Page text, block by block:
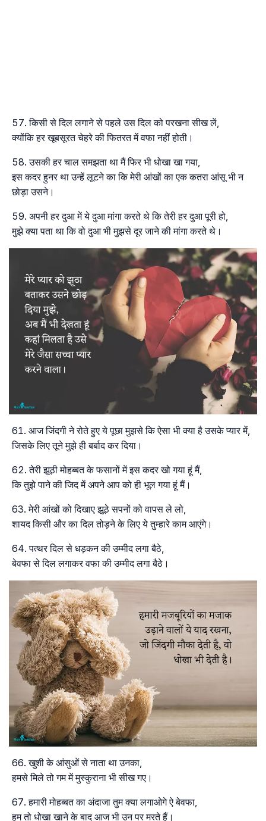
किसी से दिल लगाने से पहले उस दिल को परखना सीख लें,
क्योंकि हर खूबसूरत चेहरे की फितरत में वफा नहीं होती।
उसकी हर चाल समझता था मैं फिर भी धोखा खा गया,
इस कदर हुनर था उन्हें लूटने का कि मेरी आंखों का एक कतरा आंसू भी न
छोड़ा उसने।
अपनी हर दुआ में ये दुआ मांगा करते थे कि तेरी हर दुआ पूरी हो,
मुझे क्या पता था कि वो दुआ भी मुझसे दूर जाने की मांगा करते थे।
आज जिंदगी ने रोते हुए ये पूछा मुझसे कि ऐसा भी क्या है उसके प्यार में,
जिसके लिए तूने मुझे ही बर्बाद कर दिया।
तेरी झूठी मोहब्बत के फसानों में इस कदर खो गया हूं मैं,
कि तुझे पाने की जिद में अपने आप को ही भूल गया हूं मैं।
मेरी आंखों को दिखाए झूठे सपनों को वापस ले लो,
शायद किसी और का दिल तोड़ने के लिए ये तुम्हारे काम आएंगे।
पत्थर दिल से धड़कन की उम्मीद लगा बैठे,
बेवफा से दिल लगाकर वफा की उम्मीद लगा बैठे।
खुशी के आंसुओं से नाता था उनका,
हमसे मिले तो गम में मुस्कुराना भी सीख गए।
हमारी मोहब्बत का अंदाजा तुम क्या लगाओगे ऐ बेवफा,
हम तो धोखा खाने के बाद आज भी उन पर मरते हैं।